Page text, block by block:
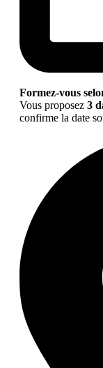
Formez-vous
Vous proposez 3
confirme la date